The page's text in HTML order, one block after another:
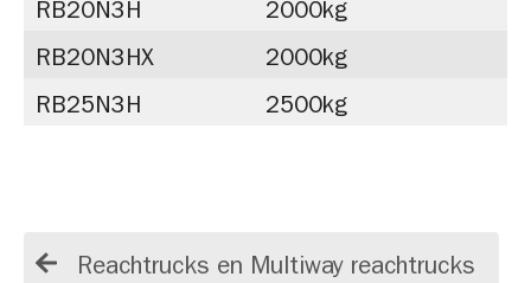
RB20N3H
2000kg
RB20N3HX
2000kg
RB25N3H
2500kg
Reachtrucks en Multiway reachtrucks